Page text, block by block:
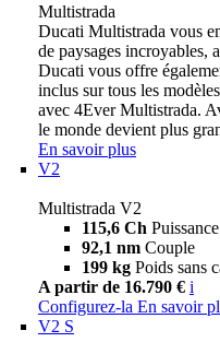
Multistrada
Ducati Multistrada vous
de paysages incroyables,
Ducati vous offre
inclus sur tous les
avec 4Ever Multistrada.
le monde devient plus
En savoir plus
V2
Multistrada V2
115,6 Ch Puissance
92,1 nm Couple
199 kg Poids sans
A partir de 16.790 € i
Configurez-la En savoir
V2 S